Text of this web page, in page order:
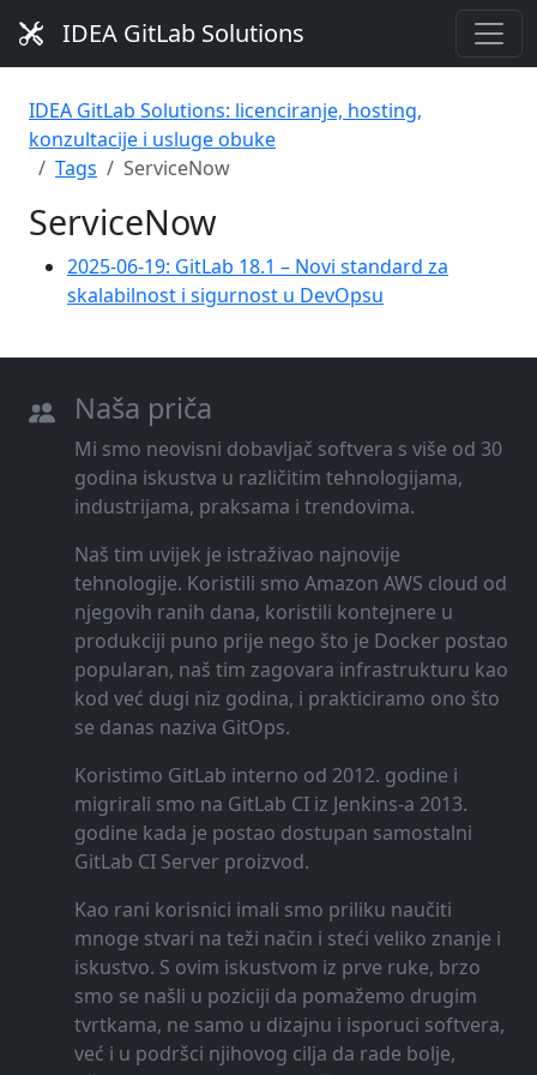
IDEA GitLab Solutions
IDEA GitLab Solutions: licenciranje, hosting,
konzultacije i usluge obuke
Tags
ServiceNow
ServiceNow
2025-06-19: GitLab 18.1 – Novi standard za
skalabilnost i sigurnost u DevOpsu
Naša priča
Mi smo neovisni dobavljač softvera s više od 30
godina iskustva u različitim tehnologijama,
industrijama, praksama i trendovima.
Naš tim uvijek je istraživao najnovije
tehnologije. Koristili smo Amazon AWS cloud od
njegovih ranih dana, koristili kontejnere u
produkciji puno prije nego što je Docker postao
popularan, naš tim zagovara infrastrukturu kao
kod već dugi niz godina, i prakticiramo ono što
se danas naziva GitOps.
Koristimo GitLab interno od 2012. godine i
migrirali smo na GitLab CI iz Jenkins-a 2013.
godine kada je postao dostupan samostalni
GitLab CI Server proizvod.
Kao rani korisnici imali smo priliku naučiti
mnoge stvari na teži način i steći veliko znanje i
iskustvo. S ovim iskustvom iz prve ruke, brzo
smo se našli u poziciji da pomažemo drugim
tvrtkama, ne samo u dizajnu i isporuci softvera,
već i u podršci njihovog cilja da rade bolje,